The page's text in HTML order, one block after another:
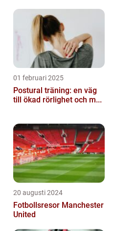
01 februari 2025
Postural träning: en väg
till ökad rörlighet och m...
20 augusti 2024
Fotbollsresor Manchester
United